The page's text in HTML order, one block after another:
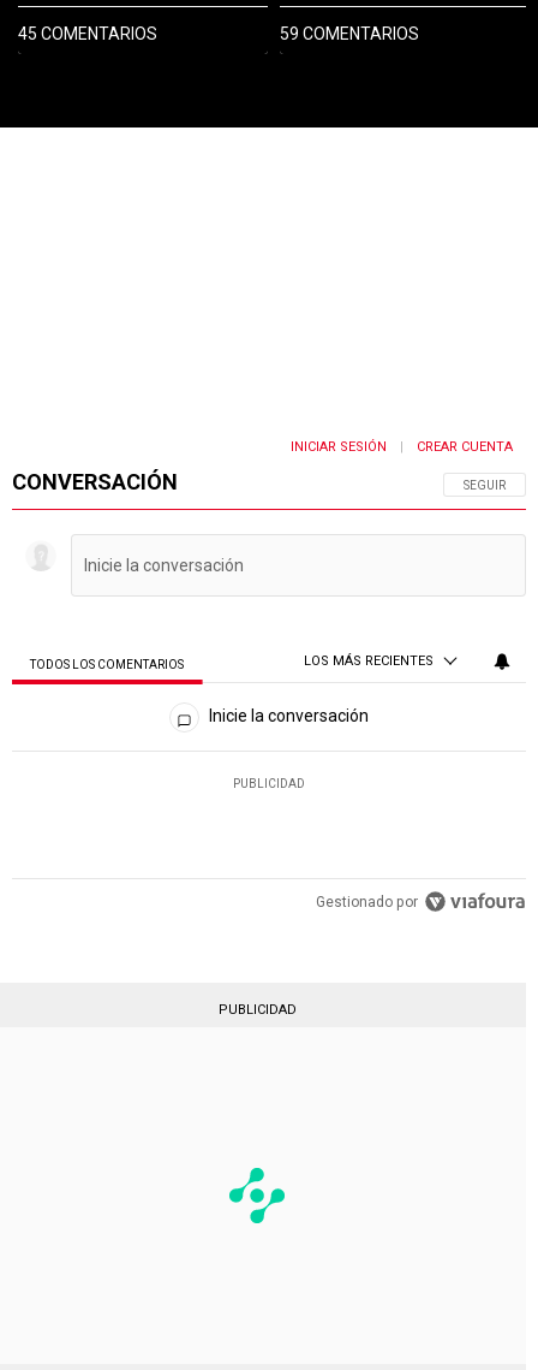
45 COMENTARIOS 59 COMENTARIOS
CONVERSACIÓN SIGA ESTA
SEGUIR
INICIAR SESIÓN CREAR CUENTA
TODOS LOS COMENTARIOS LOS MÁS RECIENTES
Todos los comentarios
Inicie la conversación
PUBLICIDAD
Gestionado por
PUBLICIDAD